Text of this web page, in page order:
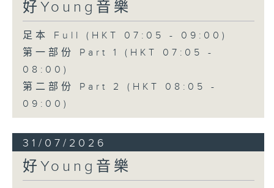
好Young音樂
足本 Full (HKT 07:05 - 09:00)
第一部份 Part 1 (HKT 07:05 -
08:00)
第二部份 Part 2 (HKT 08:05 -
09:00)
31/07/2026
好Young音樂